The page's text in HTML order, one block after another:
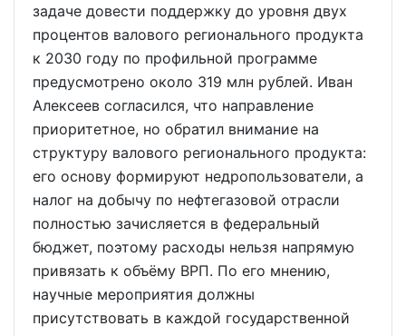
задаче довести поддержку до уровня двух
процентов валового регионального продукта
к 2030 году по профильной программе
предусмотрено около 319 млн рублей. Иван
Алексеев согласился, что направление
приоритетное, но обратил внимание на
структуру валового регионального продукта:
его основу формируют недропользователи, а
налог на добычу по нефтегазовой отрасли
полностью зачисляется в федеральный
бюджет, поэтому расходы нельзя напрямую
привязать к объёму ВРП. По его мнению,
научные мероприятия должны
присутствовать в каждой государственной